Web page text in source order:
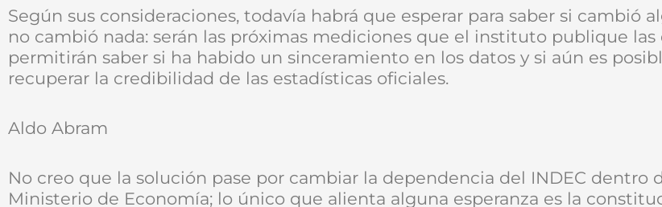
Según sus consideraciones, todavía habrá que esperar para saber si cambió
no cambió nada: serán las próximas mediciones que el instituto publique las
permitirán saber si ha habido un sinceramiento en los datos y si aún es
recuperar la credibilidad de las estadísticas oficiales.
Aldo Abram
No creo que la solución pase por cambiar la dependencia del INDEC dentro
Ministerio de Economía; lo único que alienta alguna esperanza es la